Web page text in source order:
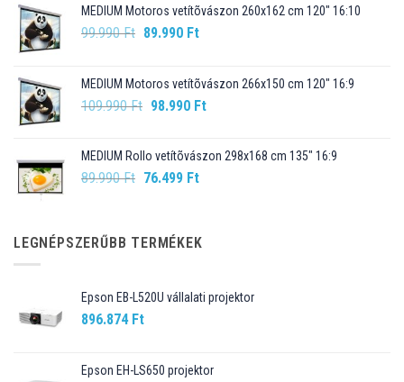
MEDIUM Motoros vetítõvászon 260x162 cm 120" 16:10
99.990Ft Original
99.990 Ft.
89.990 FtCurrent
89.990 Ft.
MEDIUM Motoros vetítõvászon 266x150 cm 120" 16:9
109.990Ft Original
109.990 Ft.
98.990 FtCurrent
98.990 Ft.
MEDIUM Rollo vetítõvászon 298x168 cm 135" 16:9
89.990Ft Original
89.990 Ft.
76.499 FtCurrent
76.499 Ft.
LEGNÉPSZERŰBB TERMÉKEK
Epson EB-L520U vállalati projektor
896.874 Ft
Epson EH-LS650 projektor